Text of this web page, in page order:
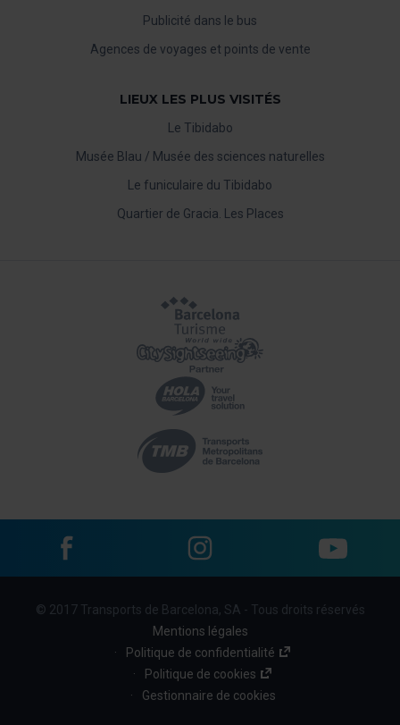
Publicité dans le bus
Agences de voyages et points de vente
LIEUX LES PLUS VISITÉS
Le Tibidabo
Musée Blau / Musée des sciences naturelles
Le funiculaire du Tibidabo
Quartier de Gracia. Les Places
Menu© 2017 Transports de Barcelona, SA - Tous droits réservés
Mentions légales
Politique de confidentialité
Politique de cookies
Gestionnaire de cookies